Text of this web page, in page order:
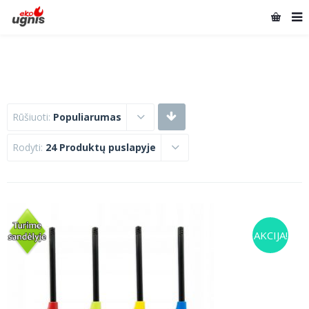
Rūšiuoti: Populiarumas
Rodyti: 24 Produktų puslapyje
AKCIJA!